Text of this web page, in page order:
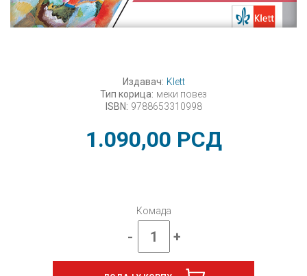
Издавач: Klett
Тип корица: меки повез
ISBN: 9788653310998
1.090,00 РСД
Комада
-
Ликовна
култура
+